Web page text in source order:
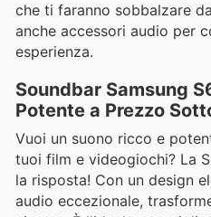
che ti faranno sobbalzare
anche accessori audio per
esperienza.
Soundbar Samsung
Potente a Prezzo
Vuoi un suono ricco e
tuoi film e videogiochi? La
la risposta! Con un design
audio eccezionale,